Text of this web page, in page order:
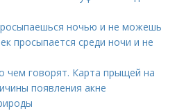
ночью и не можешь
просыпается среди ночи и не
чем говорят. Карта прыщей на
появления акне